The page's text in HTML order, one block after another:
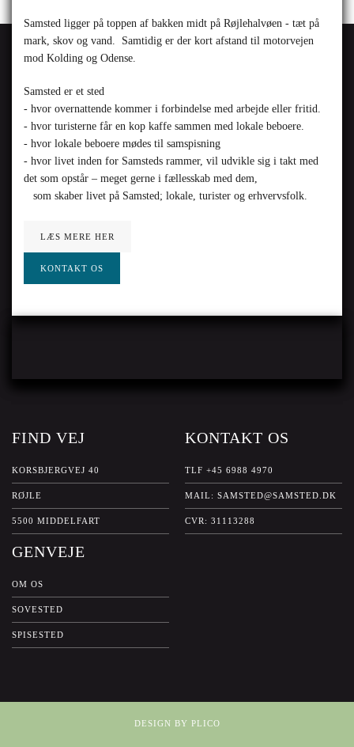
Samsted ligger på toppen af bakken midt på Røjlehalvøen - tæt på
mark, skov og vand. Samtidig er der kort afstand til motorvejen
mod Kolding og Odense.
Samsted er et sted
- hvor overnattende kommer i forbindelse med arbejde eller fritid.
- hvor turisterne får en kop kaffe sammen med lokale beboere.
- hvor lokale beboere mødes til samspisning
- hvor livet inden for Samsteds rammer, vil udvikle sig i takt med
det som opstår – meget gerne i fællesskab med dem,
som skaber livet på Samsted; lokale, turister og erhvervsfolk.
LÆS MERE HER
KONTAKT OS
FIND VEJ
KORSBJERGVEJ 40
RØJLE
5500 MIDDELFART
KONTAKT OS
TLF +45 6988 4970
MAIL: SAMSTED@SAMSTED.DK
CVR: 31113288
GENVEJE
OM OS
SOVESTED
SPISESTED
DESIGN BY PLICO